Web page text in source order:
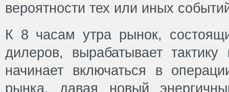
вероятности тех или иных
К 8 часам утра рынок,
дилеров, вырабатывает
начинает включаться в
рынка, давая новый